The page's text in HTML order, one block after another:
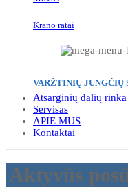
Krano ratai
VARŽTINIŲ JUNGČIŲ
Atsarginių dalių rinka
Servisas
APIE MUS
Kontaktai
Aktyvūs